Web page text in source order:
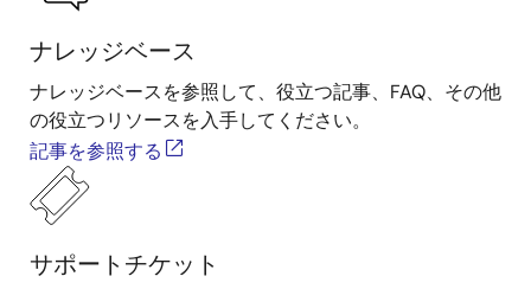
ナレッジベース
ナレッジベースを参照して、役立つ記事、FAQ、その他
の役立つリソースを入手してください。
記事を参照する
サポートチケット